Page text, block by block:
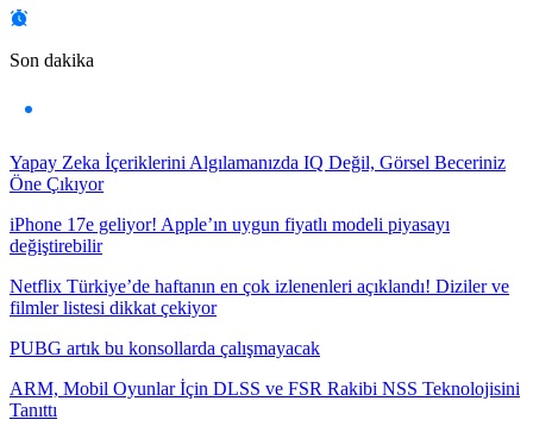
Son dakika
Yapay Zeka İçeriklerini Algılamanızda IQ Değil, Görsel Beceriniz
Öne Çıkıyor
iPhone 17e geliyor! Apple’ın uygun fiyatlı modeli piyasayı
değiştirebilir
Netflix Türkiye’de haftanın en çok izlenenleri açıklandı! Diziler ve
filmler listesi dikkat çekiyor
PUBG artık bu konsollarda çalışmayacak
ARM, Mobil Oyunlar İçin DLSS ve FSR Rakibi NSS Teknolojisini
Tanıttı